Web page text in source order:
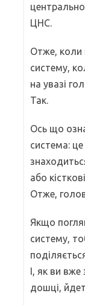
ЦНС.
Отже, коли
систему,
на увазі
Так.
Ось що
система:
або
Отже,
Якщо
систему,
І, як ви вже
дошці,